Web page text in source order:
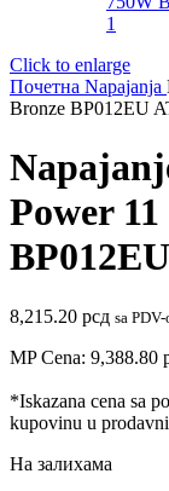
Click to enlarge
Почетна Napajanja
Bronze BP012EU
Power
8,215.20 рсд sa
MP Cena: 9,388.80
*Iskazana cena sa
kupovinu u
На залихама